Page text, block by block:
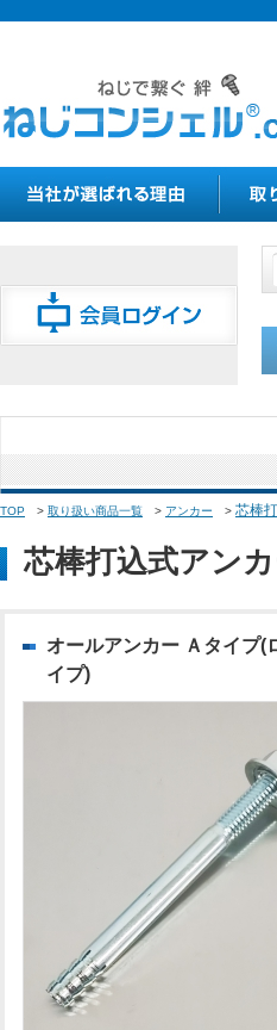
TOP > 取り扱い商品一覧 > アンカー > 芯棒
芯棒打込式アン
オールアンカー Ａタイプ(
イプ)